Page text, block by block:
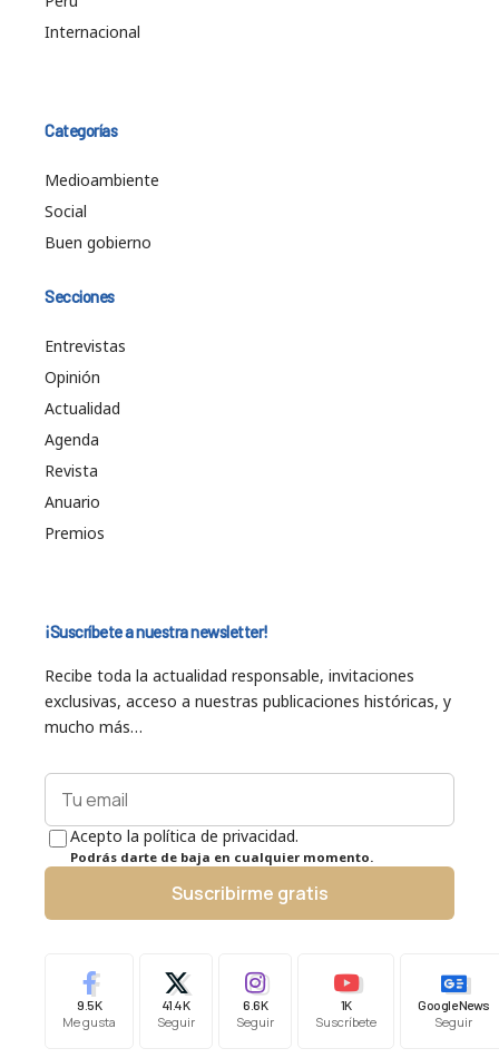
Internacional
Categorías
Medioambiente
Social
Buen gobierno
Secciones
Entrevistas
Opinión
Actualidad
Agenda
Revista
Anuario
Premios
¡Suscríbete a nuestra newsletter!
Recibe toda la actualidad responsable, invitaciones
exclusivas, acceso a nuestras publicaciones históricas, y
mucho más…
Acepto la política de privacidad.
Podrás darte de baja en cualquier momento.
Suscribirme gratis
9.5K
Me gusta
41.4K
Seguir
6.6K
Seguir
1K
Suscríbete
Google News
Seguir